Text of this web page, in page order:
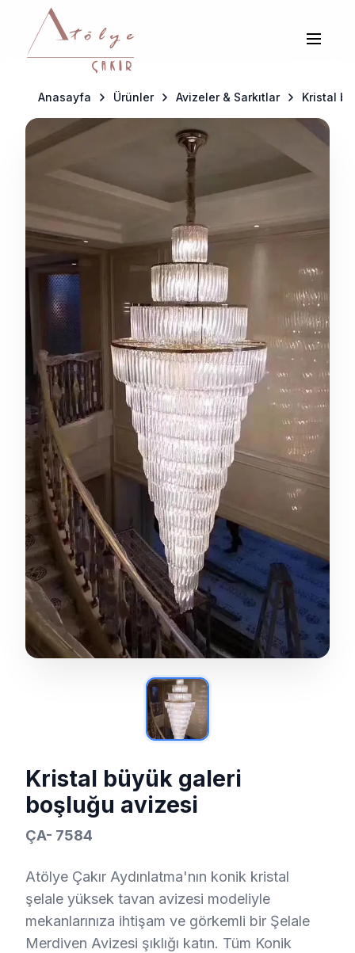
Anasayfa Ürünler Avizeler & Sarkıtlar Kristal
Kristal büyük galeri
boşluğu avizesi
ÇA- 7584
Atölye Çakır Aydınlatma'nın konik kristal
şelale yüksek tavan avizesi modeliyle
mekanlarınıza ihtişam ve görkemli bir Şelale
Merdiven Avizesi şıklığı katın. Tüm Konik